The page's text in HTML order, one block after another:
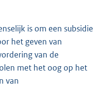
is om een subsidie
het geven van
van de
met het oog op het
van